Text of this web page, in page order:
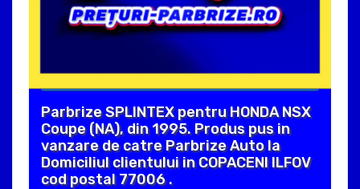
Parbrize SPLINTEX pentru HONDA NSX
Coupe (NA), din 1995. Produs pus in
vanzare de catre Parbrize Auto la
Domiciliul clientului in COPACENI ILFOV
cod postal 77006 .